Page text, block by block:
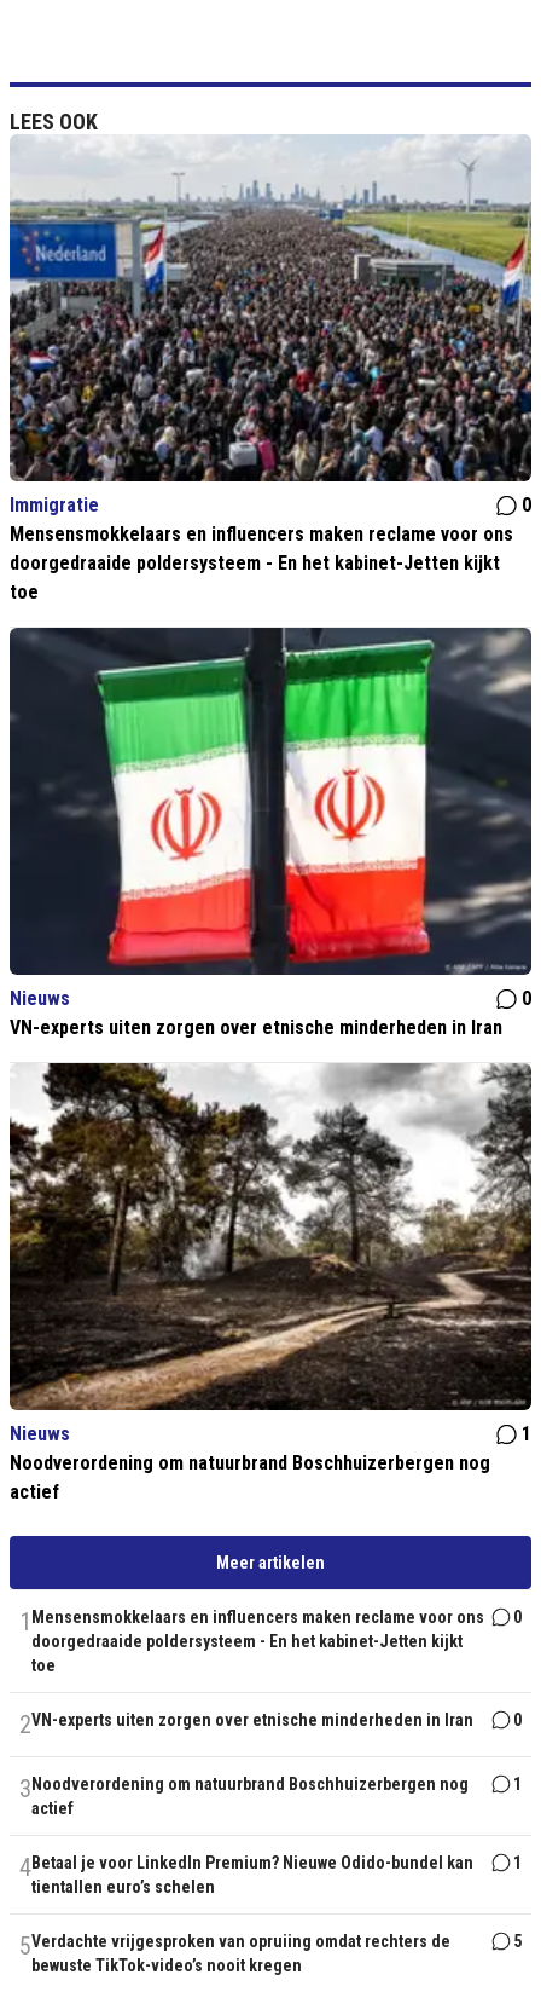
LEES OOK
Immigratie
0
Mensensmokkelaars en influencers maken reclame voor ons
doorgedraaide poldersysteem - En het kabinet-Jetten kijkt
toe
Nieuws
0
VN-experts uiten zorgen over etnische minderheden in Iran
Nieuws
1
Noodverordening om natuurbrand Boschhuizerbergen nog
actief
Meer artikelen
1 Mensensmokkelaars en influencers maken reclame voor ons
doorgedraaide poldersysteem - En het kabinet-Jetten kijkt
toe
0
2VN-experts uiten zorgen over etnische minderheden in Iran 0
3 Noodverordening om natuurbrand Boschhuizerbergen nog
actief
1
4Betaal je voor LinkedIn Premium? Nieuwe Odido-bundel kan
tientallen euro’s schelen
1
5Verdachte vrijgesproken van opruiing omdat rechters de
bewuste TikTok-video’s nooit kregen
5